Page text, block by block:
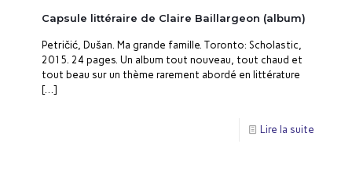
Capsule littéraire de Claire Baillargeon (album)
Petričić, Dušan. Ma grande famille. Toronto: Scholastic,
2015. 24 pages. Un album tout nouveau, tout chaud et
tout beau sur un thème rarement abordé en littérature
[…]
Lire la suite